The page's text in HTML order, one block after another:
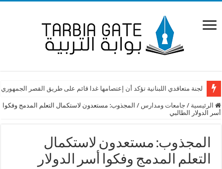
لجنة متعاقدي اللبنانية تؤكد أن إعتصامها غدا قائم على طريق القصر الجمهوري
الرئيسية / جامعات ومدارس / المجذوب: مستعدون لاستكمال التعلم المدمج وفكوا
أسر الدولار الطالبي
المجذوب: مستعدون لاستكمال
التعلم المدمج وفكوا أسر الدولار